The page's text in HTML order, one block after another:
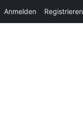
Anmelden Registrieren